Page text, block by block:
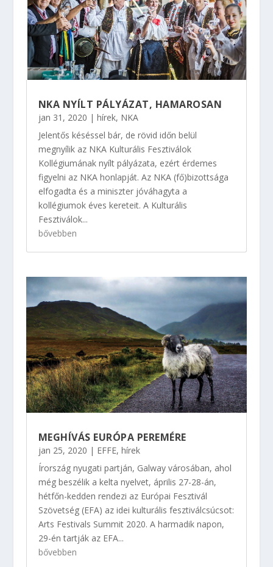
NKA NYÍLT PÁLYÁZAT, HAMAROSAN
jan 31, 2020 | hírek, NKA
Jelentős késéssel bár, de rövid időn belül
megnyílik az NKA Kulturális Fesztiválok
Kollégiumának nyílt pályázata, ezért érdemes
figyelni az NKA honlapját. Az NKA (fő)bizottsága
elfogadta és a miniszter jóváhagyta a
kollégiumok éves kereteit. A Kulturális
Fesztiválok...
bővebben
MEGHÍVÁS EURÓPA PEREMÉRE
jan 25, 2020 | EFFE, hírek
Írország nyugati partján, Galway városában, ahol
még beszélik a kelta nyelvet, április 27-28-án,
hétfőn-kedden rendezi az Európai Fesztivál
Szövetség (EFA) az idei kulturális fesztiválcsúcsot:
Arts Festivals Summit 2020. A harmadik napon,
29-én tartják az EFA...
bővebben